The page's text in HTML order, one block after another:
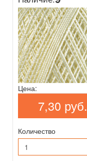
Цена:
7,30 руб.
Количество